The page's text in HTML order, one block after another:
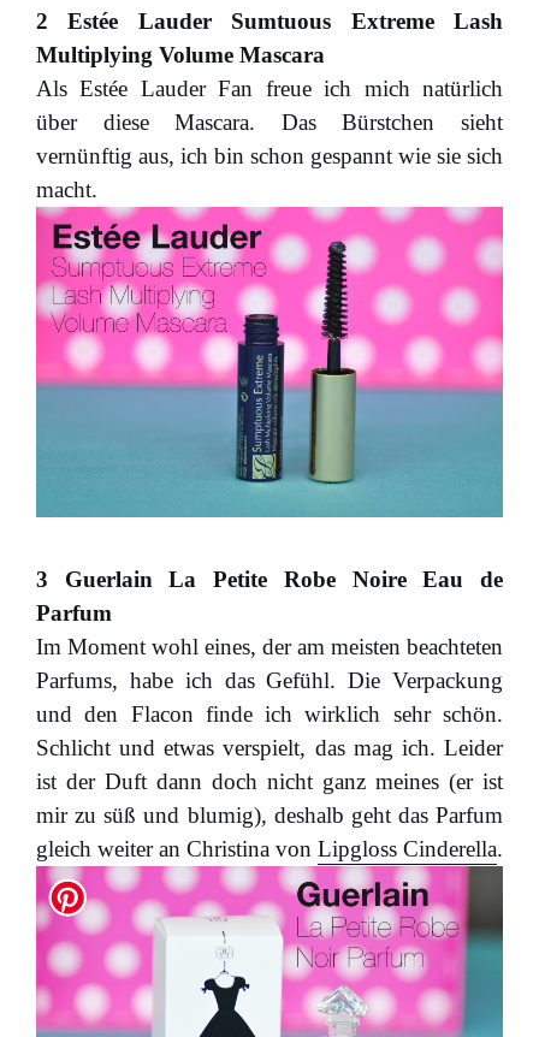
2 Estée Lauder Sumtuous Extreme Lash
Multiplying Volume Mascara
Als Estée Lauder Fan freue ich mich natürlich
über diese Mascara. Das Bürstchen sieht
vernünftig aus, ich bin schon gespannt wie sie sich
macht.
3 Guerlain La Petite Robe Noire Eau de
Parfum
Im Moment wohl eines, der am meisten beachteten
Parfums, habe ich das Gefühl. Die Verpackung
und den Flacon finde ich wirklich sehr schön.
Schlicht und etwas verspielt, das mag ich. Leider
ist der Duft dann doch nicht ganz meines (er ist
mir zu süß und blumig), deshalb geht das Parfum
gleich weiter an Christina von Lipgloss Cinderella.